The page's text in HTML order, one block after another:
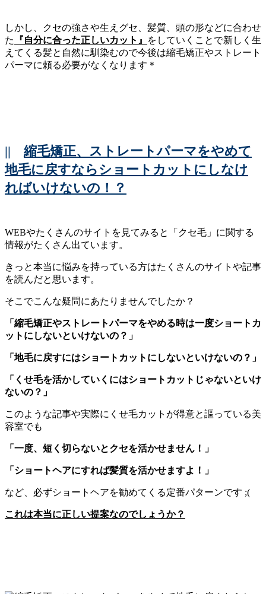
しかし、クセの強さや生えグセ、髪質、頭の形などに合わせ
た
『自分に合った正しいカット』
をしていくことで新しく生
えてくる髪と自然に馴染むので今後は縮毛矯正やストレート
パーマに頼る必要がなくなります＊
|| 縮毛矯正、ストレートパーマをやめて
地毛に戻すならショートカットにしなけ
ればいけないの！？
WEBやたくさんのサイトを見てみると「クセ毛」に関する
情報がたくさん出ています。
きっと本当に悩みを持っている方はたくさんのサイトや記事
を読んだと思います。
そこでこんな疑問にあたりませんでしたか？
「縮毛矯正やストレートパーマをやめる時は一度ショートカ
ットにしないといけないの？」
「地毛に戻すにはショートカットにしないといけないの？」
「くせ毛を活かしていくにはショートカットじゃないといけ
ないの？」
このような記事や実際にくせ毛カットが得意と謳っている美
容室でも
「一度、短く切らないとクセを活かせません！」
「ショートヘアにすれば髪質を活かせますよ！」
など、必ずショートヘアを勧めてくる定番パターンです ;(
これは本当に正しい提案なのでしょうか？